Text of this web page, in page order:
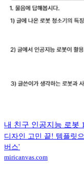
내 친구 인공지능 로봇
디자인 고민 끝! 템플릿
버스'
miricanvas.com